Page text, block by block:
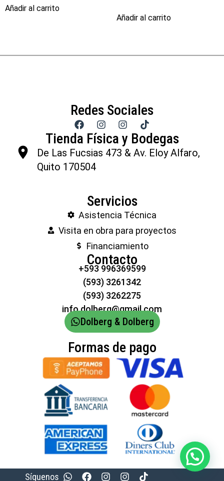
Añadir al carrito
Añadir al carrito
Síguenos
Redes Sociales
Tienda Física y Bodegas
De Las Fucsias 473 & Av. Eloy Alfaro,
Quito 170504
Servicios
Asistencia Técnica
Visita en obra para proyectos
Financiamiento
Contacto
+593 996369599
(593) 3261342
(593) 3262275
info.dolberg@gmail.com
Dolberg & Dolberg
Formas de pago